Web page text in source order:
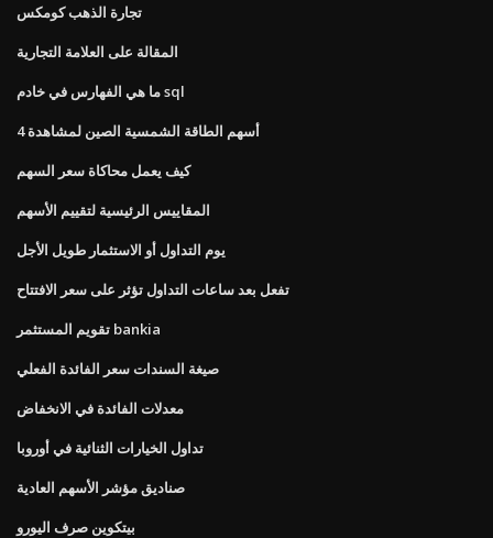
تجارة الذهب كومكس
المقالة على العلامة التجارية
ما هي الفهارس في خادم sql
4 أسهم الطاقة الشمسية الصين لمشاهدة
كيف يعمل محاكاة سعر السهم
المقاييس الرئيسية لتقييم الأسهم
يوم التداول أو الاستثمار طويل الأجل
تفعل بعد ساعات التداول تؤثر على سعر الافتتاح
تقويم المستثمر bankia
صيغة السندات سعر الفائدة الفعلي
معدلات الفائدة في الانخفاض
تداول الخيارات الثنائية في أوروبا
صناديق مؤشر الأسهم العادية
بيتكوين صرف اليورو